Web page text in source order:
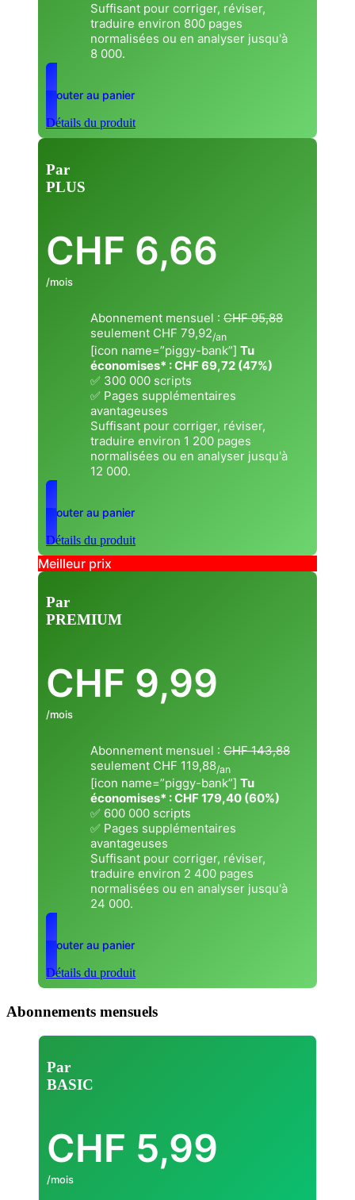
Suffisant pour corriger, réviser,
traduire environ 800 pages
normalisées ou en analyser jusqu'à
8 000.
Ajouter au panier
Détails du produit
Par
PLUS
CHF 6,66
/mois
Abonnement mensuel : CHF 95,88
seulement CHF 79,92/an
[icon name=”piggy-bank”] Tu
économises* : CHF 69,72 (47%)
✅ 300 000 scripts
✅ Pages supplémentaires
avantageuses
Suffisant pour corriger, réviser,
traduire environ 1 200 pages
normalisées ou en analyser jusqu'à
12 000.
Ajouter au panier
Détails du produit
Meilleur prix
Par
PREMIUM
CHF 9,99
/mois
Abonnement mensuel : CHF 143,88
seulement CHF 119,88/an
[icon name=”piggy-bank”] Tu
économises* : CHF 179,40 (60%)
✅ 600 000 scripts
✅ Pages supplémentaires
avantageuses
Suffisant pour corriger, réviser,
traduire environ 2 400 pages
normalisées ou en analyser jusqu'à
24 000.
Ajouter au panier
Détails du produit
Abonnements mensuels
Par
BASIC
CHF 5,99
/mois